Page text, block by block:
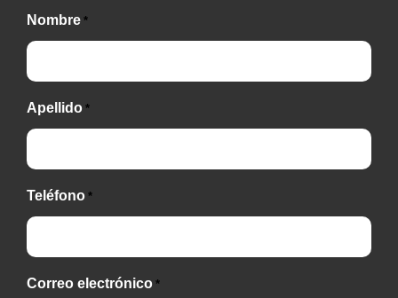
Nombre *
Apellido *
Teléfono *
Correo electrónico *